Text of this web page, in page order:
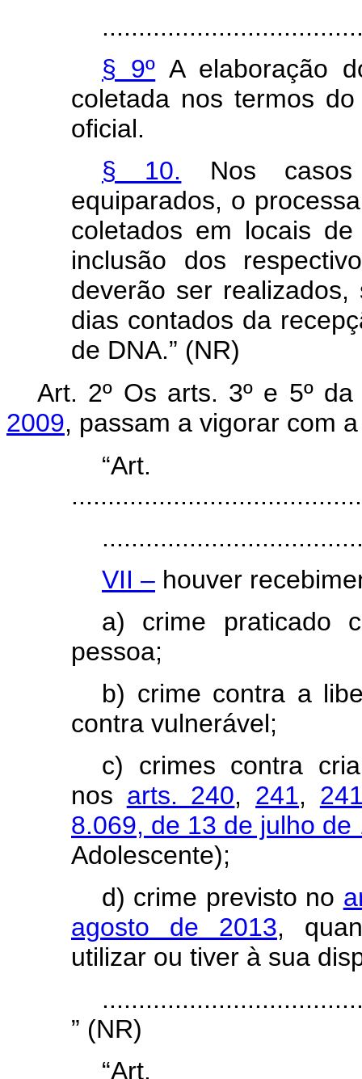
§ 9º A elaboração
coletada nos termos
oficial.
§ 10. Nos
equiparados, o
coletados em locais
inclusão dos
deverão ser
dias contados da
de DNA.” (NR)
Art. 2º Os arts. 3º e 5º
2009, passam a vigorar com
VII – houver
a) crime praticado
pessoa;
b) crime contra a
contra vulnerável;
c) crimes contra
nos arts. 240, 241,
8.069, de 13 de julho de
Adolescente);
d) crime previsto no
agosto de 2013,
utilizar ou tiver à sua
” (NR)